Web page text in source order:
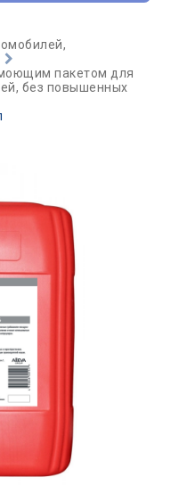
пакетом для
без повышенных